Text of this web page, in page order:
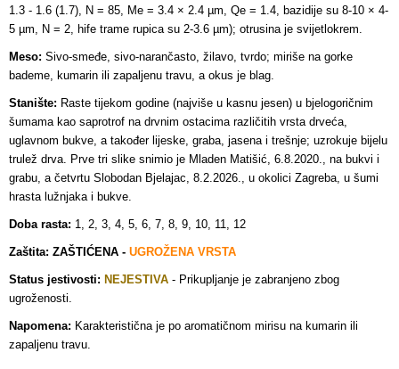
1.3 - 1.6 (1.7), N = 85, Me = 3.4 × 2.4 µm, Qe = 1.4, bazidije su 8-10 × 4-
5 µm, N = 2, hife trame rupica su 2-3.6 µm); otrusina je svijetlokrem.
Meso: Sivo-smeđe, sivo-narančasto, žilavo, tvrdo; miriše na gorke
bademe, kumarin ili zapaljenu travu, a okus je blag.
Stanište: Raste tijekom godine (najviše u kasnu jesen) u bjelogoričnim
šumama kao saprotrof na drvnim ostacima različitih vrsta drveća,
uglavnom bukve, a također lijeske, graba, jasena i trešnje; uzrokuje bijelu
trulež drva. Prve tri slike snimio je Mladen Matišić, 6.8.2020., na bukvi i
grabu, a četvrtu Slobodan Bjelajac, 8.2.2026., u okolici Zagreba, u šumi
hrasta lužnjaka i bukve.
Doba rasta: 1, 2, 3, 4, 5, 6, 7, 8, 9, 10, 11, 12
Zaštita: ZAŠTIĆENA - UGROŽENA VRSTA
Status jestivosti: NEJESTIVA - Prikupljanje je zabranjeno zbog
ugroženosti.
Napomena: Karakteristična je po aromatičnom mirisu na kumarin ili
zapaljenu travu.